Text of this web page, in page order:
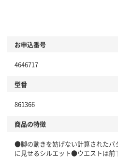
お申込番号
4646717
型番
861366
商品の特徴
●脚の動きを妨げない計算された
に見せるシルエット●ウエストは前